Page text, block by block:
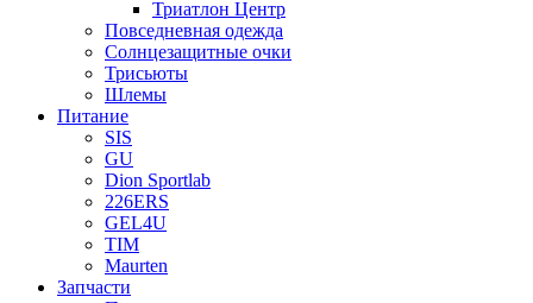
Триатлон Центр
Повседневная одежда
Солнцезащитные очки
Трисьюты
Шлемы
Питание
SIS
GU
Dion Sportlab
226ERS
GEL4U
TIM
Maurten
Запчасти